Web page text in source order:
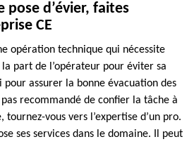
pose d’évier, faites
CE
opération technique qui nécessite
part de l’opérateur pour éviter sa
assurer la bonne évacuation des
pas recommandé de confier la tâche à
vous vers l’expertise d’un pro.
ses services dans le domaine. Il peut